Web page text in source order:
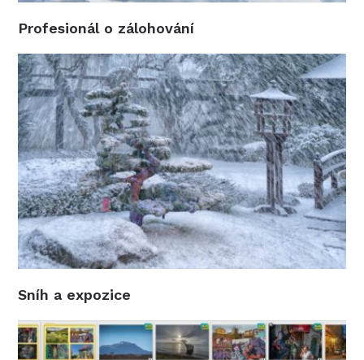
Profesionál o zálohování
Sníh a expozice